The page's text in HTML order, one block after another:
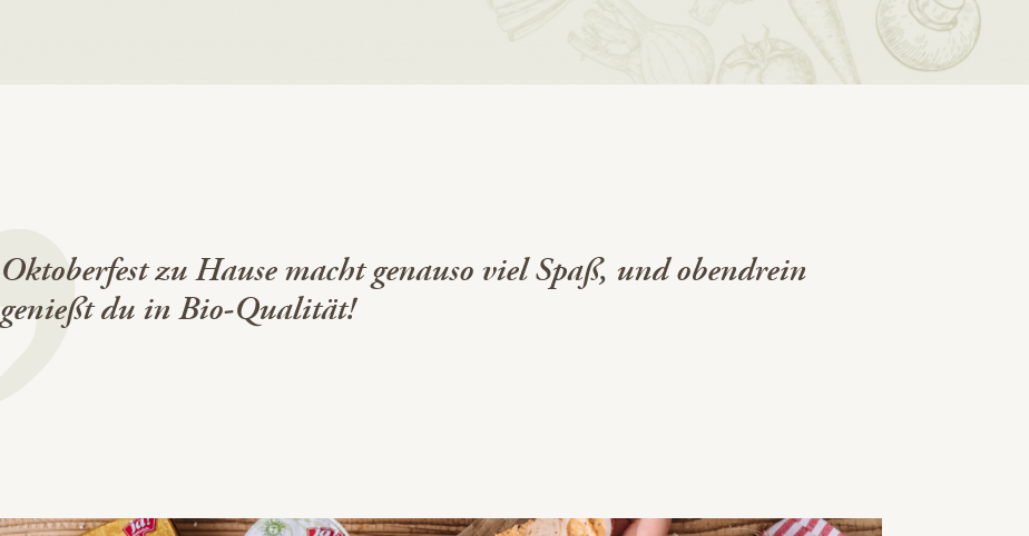
Oktoberfest zu Hause macht genauso viel Spaß, und obendrein
genießt du in Bio-Qualität!